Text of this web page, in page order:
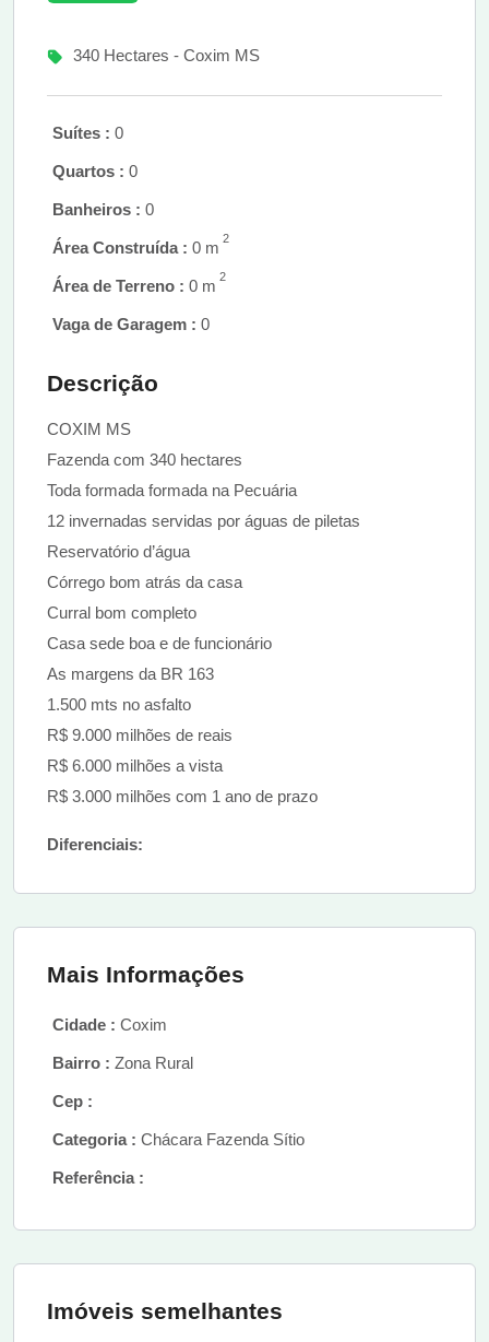
340 Hectares - Coxim MS
Suítes : 0
Quartos : 0
Banheiros : 0
Área Construída : 0 m 2
Área de Terreno : 0 m 2
Vaga de Garagem : 0
Descrição
COXIM MS
Fazenda com 340 hectares
Toda formada formada na Pecuária
12 invernadas servidas por águas de piletas
Reservatório d’água
Córrego bom atrás da casa
Curral bom completo
Casa sede boa e de funcionário
As margens da BR 163
1.500 mts no asfalto
R$ 9.000 milhões de reais
R$ 6.000 milhões a vista
R$ 3.000 milhões com 1 ano de prazo
Diferenciais:
Mais Informações
Cidade : Coxim
Bairro : Zona Rural
Cep :
Categoria : Chácara Fazenda Sítio
Referência :
Imóveis semelhantes